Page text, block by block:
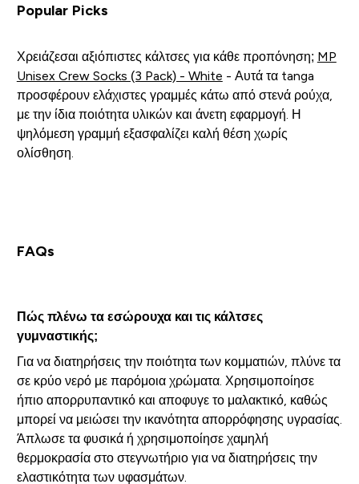
Popular Picks
Χρειάζεσαι αξιόπιστες κάλτσες για κάθε προπόνηση; MP
Unisex Crew Socks (3 Pack) - White - Αυτά τα tanga
προσφέρουν ελάχιστες γραμμές κάτω από στενά ρούχα,
με την ίδια ποιότητα υλικών και άνετη εφαρμογή. Η
ψηλόμεση γραμμή εξασφαλίζει καλή θέση χωρίς
ολίσθηση.
FAQs
Πώς πλένω τα εσώρουχα και τις κάλτσες
γυμναστικής;
Για να διατηρήσεις την ποιότητα των κομματιών, πλύνε τα
σε κρύο νερό με παρόμοια χρώματα. Χρησιμοποίησε
ήπιο απορρυπαντικό και αποφυγε το μαλακτικό, καθώς
μπορεί να μειώσει την ικανότητα απορρόφησης υγρασίας.
Άπλωσε τα φυσικά ή χρησιμοποίησε χαμηλή
θερμοκρασία στο στεγνωτήριο για να διατηρήσεις την
ελαστικότητα των υφασμάτων.